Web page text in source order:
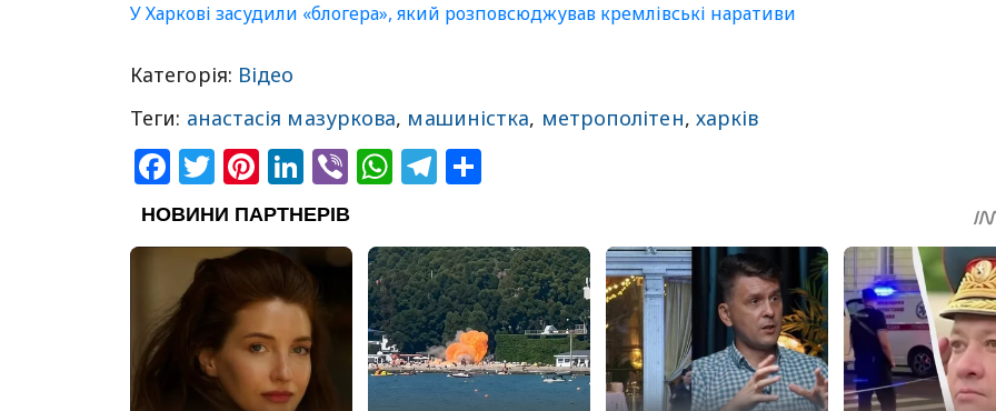
У Харкові засудили «блогера», який розповсюджував кремлівські наративи
Категорія: Відео
Теги: анастасія мазуркова, машиністка, метрополітен, харків
Facebook
Twitter
Pinterest
LinkedIn
ViberWhatsApp
Telegram